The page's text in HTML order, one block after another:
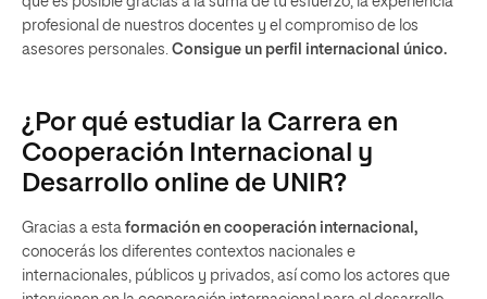
profesional de nuestros docentes y el compromiso de los
asesores personales. Consigue un perfil internacional único.
¿Por qué estudiar la Carrera en
Cooperación Internacional y
Desarrollo online de UNIR?
Gracias a esta formación en cooperación internacional,
conocerás los diferentes contextos nacionales e
internacionales, públicos y privados, así como los actores que